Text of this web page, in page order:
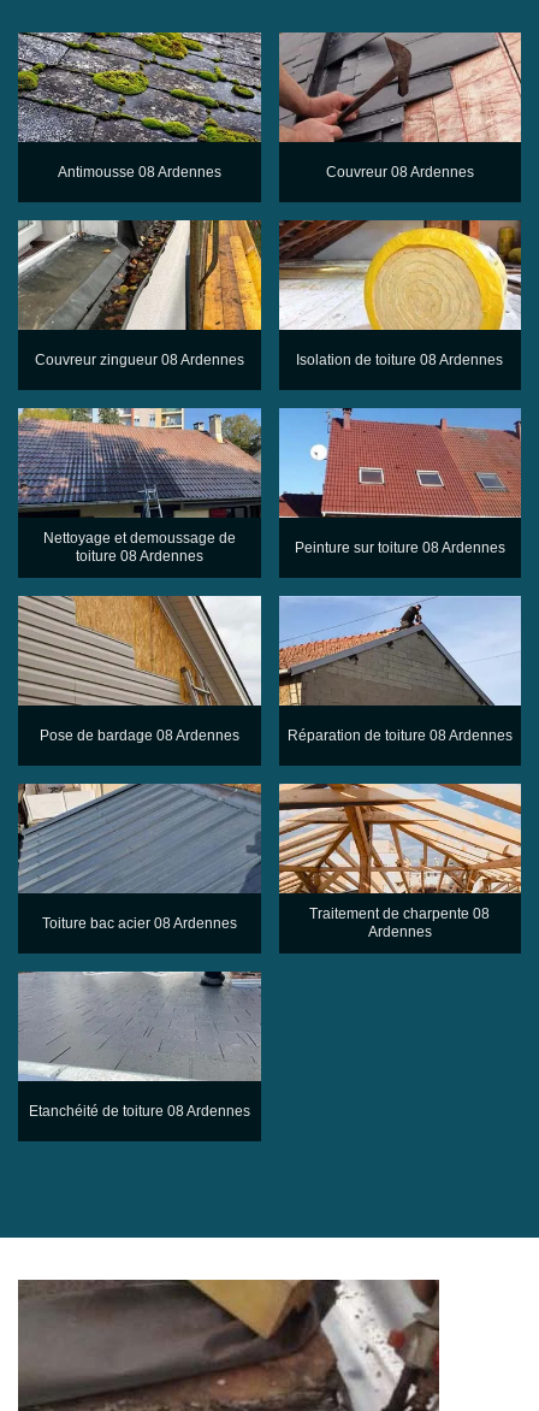
Antimousse 08 Ardennes Couvreur 08 Ardennes
Couvreur zingueur 08 Ardennes Isolation de toiture 08 Ardennes
Nettoyage et demoussage de
toiture 08 Ardennes
Peinture sur toiture 08 Ardennes
Pose de bardage 08 Ardennes Réparation de toiture 08 Ardennes
Toiture bac acier 08 Ardennes
Traitement de charpente 08
Ardennes
Etanchéité de toiture 08 Ardennes